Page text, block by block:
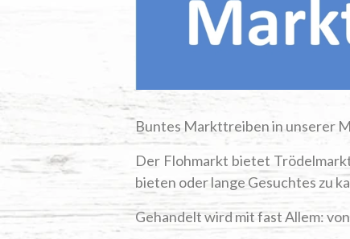
Bun­tes Markt­trei­ben in unse­rer
Der Floh­markt bie­tet
bie­ten oder lan­ge Gesuch­tes zu
Gehan­delt wird mit fast Allem: